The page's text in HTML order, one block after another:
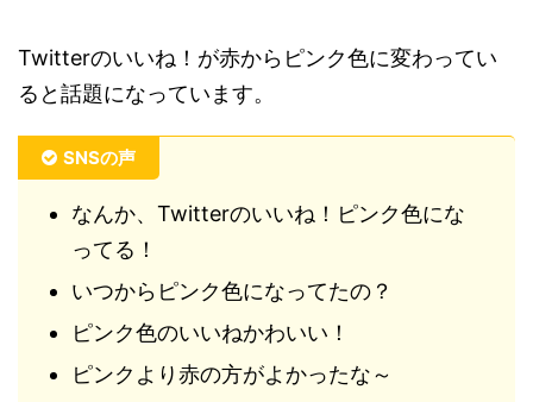
Twitterのいいね！が赤からピンク色に変わってい
ると話題になっています。
SNSの声
なんか、Twitterのいいね！ピンク色にな
ってる！
いつからピンク色になってたの？
ピンク色のいいねかわいい！
ピンクより赤の方がよかったな～